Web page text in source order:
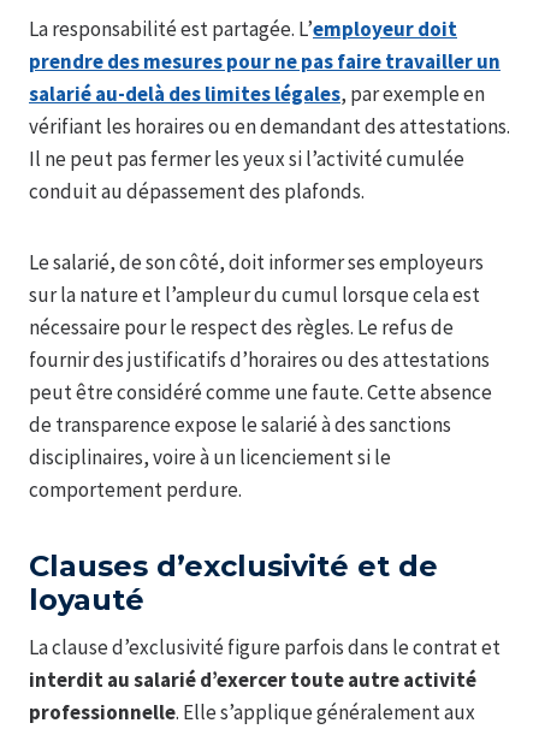
La responsabilité est partagée. L’employeur doit
prendre des mesures pour ne pas faire travailler un
salarié au-delà des limites légales, par exemple en
vérifiant les horaires ou en demandant des attestations.
Il ne peut pas fermer les yeux si l’activité cumulée
conduit au dépassement des plafonds.
Le salarié, de son côté, doit informer ses employeurs
sur la nature et l’ampleur du cumul lorsque cela est
nécessaire pour le respect des règles. Le refus de
fournir des justificatifs d’horaires ou des attestations
peut être considéré comme une faute. Cette absence
de transparence expose le salarié à des sanctions
disciplinaires, voire à un licenciement si le
comportement perdure.
Clauses d’exclusivité et de
loyauté
La clause d’exclusivité figure parfois dans le contrat et
interdit au salarié d’exercer toute autre activité
professionnelle. Elle s’applique généralement aux